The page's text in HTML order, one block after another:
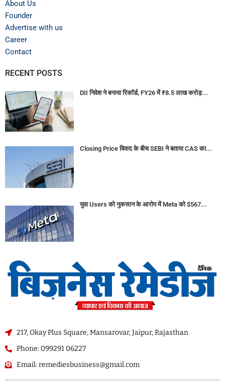
About Us
Founder
Advertise with us
Career
Contact
RECENT POSTS
DII निवेश ने बनाया रिकॉर्ड, FY26 में ₹8.5 लाख करोड़...
Closing Price विवाद के बीच SEBI ने बताया CAS का...
युवा Users को नुकसान के आरोप में Meta को $567...
217, Okay Plus Square, Mansarovar, Jaipur, Rajasthan
Phone: 099291 06227
Email: remediesbusiness@gmail.com